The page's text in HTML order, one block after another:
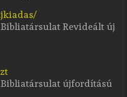
Revideált új
újfordítású